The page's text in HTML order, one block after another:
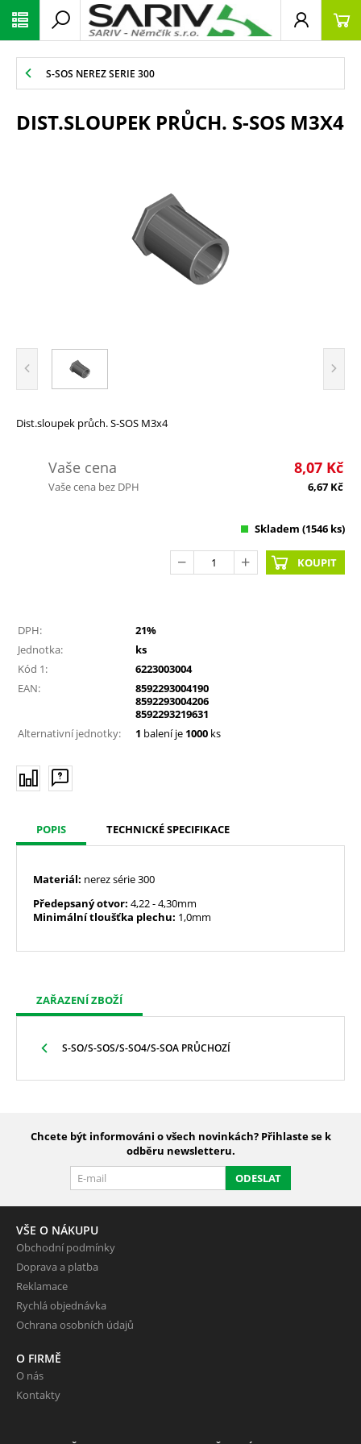
S-SOS NEREZ SERIE 300
DIST.SLOUPEK PRŮCH. S-SOS M3X4
Dist.sloupek průch. S-SOS M3x4
Vaše cena 8,07 Kč
Vaše cena bez DPH 6,67 Kč
Skladem (1546 ks)
KOUPIT
DPH:
21%
Jednotka:
ks
Kód 1:
6223003004
EAN:
8592293004190
8592293004206
8592293219631
Alternativní jednotky:
1 balení je 1000 ks
POPIS TECHNICKÉ SPECIFIKACE
Materiál: nerez série 300
Předepsaný otvor: 4,22- 4,30mm
Minimální tloušťka plechu: 1,0mm
ZAŘAZENÍ ZBOŽÍ
S-SO/S-SOS/S-SO4/S-SOA PRŮCHOZÍ
Chcete být informováni o všech novinkách? Přihlaste se k
odběru newsletteru.
ODESLAT
VŠE O NÁKUPU
Obchodní podmínky
Doprava a platba
Reklamace
Rychlá objednávka
Ochrana osobních údajů
O FIRMĚ
O nás
Kontakty